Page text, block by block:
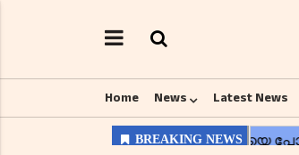
Home News Latest News